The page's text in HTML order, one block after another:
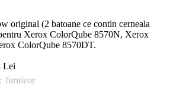
original (2 batoane ce contin cerneala
Xerox ColorQube 8570N, Xerox
ColorQube 8570DT.
Lei
furnizor